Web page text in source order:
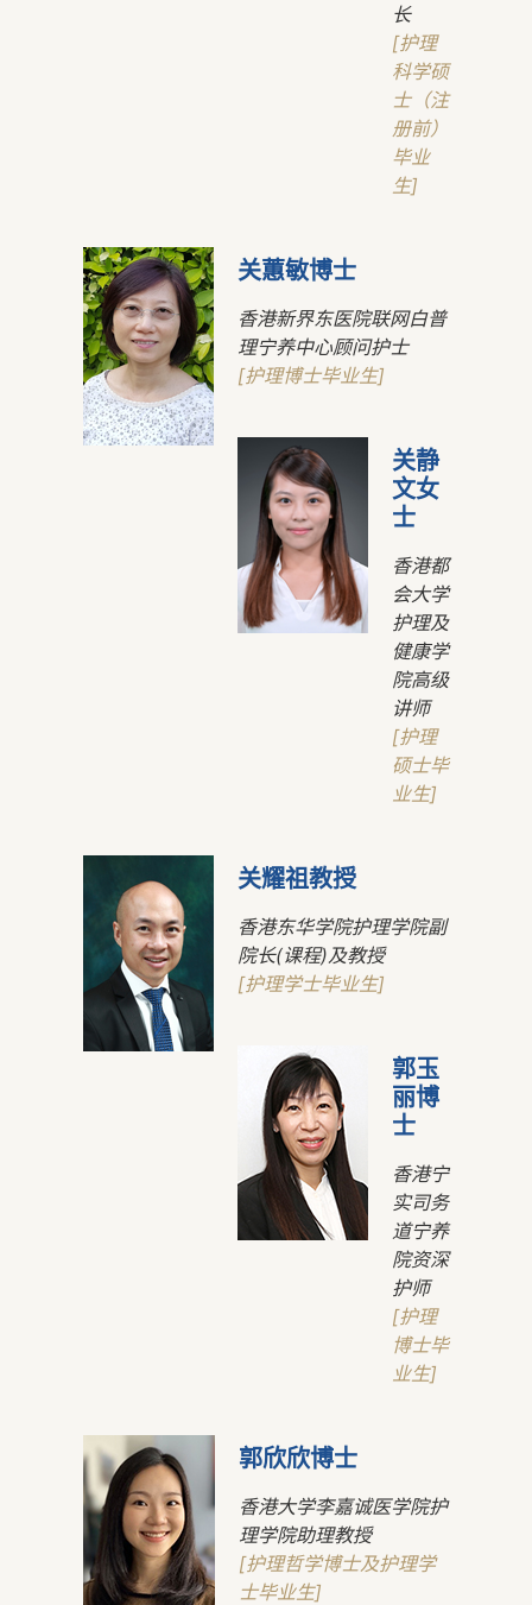
长
[护理
科学硕
士（注
册前）
毕业
生]
关蕙敏博士
香港新界东医院联网白普
理宁养中心顾问护士
[护理博士毕业生]
关静
文女
士
香港都
会大学
护理及
健康学
院高级
讲师
[护理
硕士毕
业生]
关耀祖教授
香港东华学院护理学院副
院长(课程)及教授
[护理学士毕业生]
郭玉
丽博
士
香港宁
实司务
道宁养
院资深
护师
[护理
博士毕
业生]
郭欣欣博士
香港大学李嘉诚医学院护
理学院助理教授
[护理哲学博士及护理学
士毕业生]